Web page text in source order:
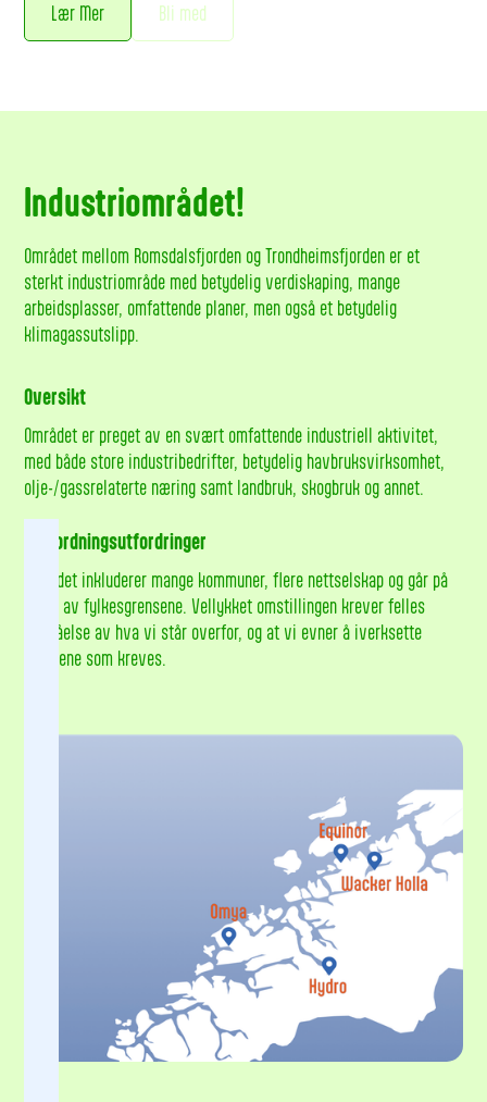
Lær Mer Bli med
Industriområdet!
Området mellom Romsdalsfjorden og Trondheimsfjorden er et
sterkt industriområde med betydelig verdiskaping, mange
arbeidsplasser, omfattende planer, men også et betydelig
klimagassutslipp.
Oversikt
Området er preget av en svært omfattende industriell aktivitet,
med både store industribedrifter, betydelig havbruksvirksomhet,
olje-/gassrelaterte næring samt landbruk, skogbruk og annet.
Samordningsutfordringer
Området inkluderer mange kommuner, flere nettselskap og går på
tvers av fylkesgrensene. Vellykket omstillingen krever felles
forståelse av hva vi står overfor, og at vi evner å iverksette
tiltakene som kreves.